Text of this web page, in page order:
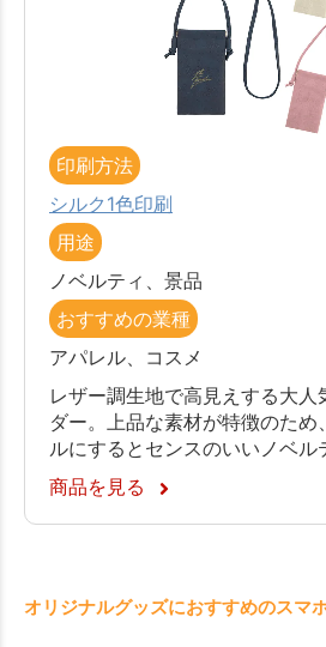
印刷方法
シルク1色印刷
用途
ノベルティ、景品
おすすめの業種
アパレル、コスメ
レザー調生地で高見えする大人
ダー。上品な素材が特徴のため
ルにするとセンスのいいノベル
商品を見る
オリジナルグッズにおすすめのスマ